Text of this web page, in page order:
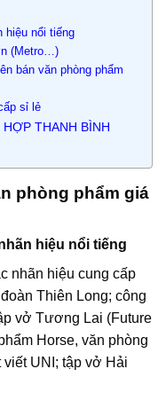
hiệu nổi tiếng
(Metro…)
bán văn phòng phẩm
sỉ lẻ
THANH BÌNH
phòng phẩm giá
hiệu nổi tiếng
nhãn hiệu cung cấp
Thiên Long; công
vở Tương Lai (Future
Horse, văn phòng
viết UNI; tập vở Hải